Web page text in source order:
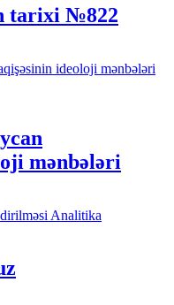
tarixi №822
mənbələri
Analitika